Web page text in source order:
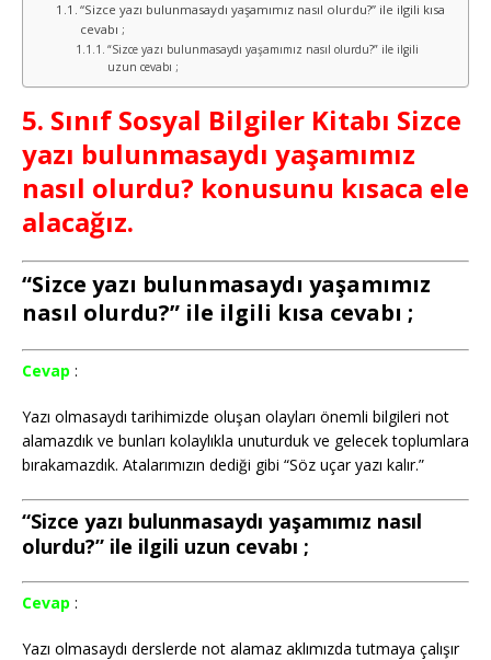
“Sizce yazı bulunmasaydı yaşamımız nasıl olurdu?” ile ilgili kısa
cevabı ;
“Sizce yazı bulunmasaydı yaşamımız nasıl olurdu?” ile ilgili
uzun cevabı ;
5. Sınıf Sosyal Bilgiler Kitabı Sizce
yazı bulunmasaydı yaşamımız
nasıl olurdu? konusunu kısaca ele
alacağız.
“Sizce yazı bulunmasaydı yaşamımız
nasıl olurdu?” ile ilgili kısa cevabı ;
Cevap :
Yazı olmasaydı tarihimizde oluşan olayları önemli bilgileri not
alamazdık ve bunları kolaylıkla unuturduk ve gelecek toplumlara
bırakamazdık. Atalarımızın dediği gibi “Söz uçar yazı kalır.”
“Sizce yazı bulunmasaydı yaşamımız nasıl
olurdu?” ile ilgili uzun cevabı ;
Cevap :
Yazı olmasaydı derslerde not alamaz aklımızda tutmaya çalışır